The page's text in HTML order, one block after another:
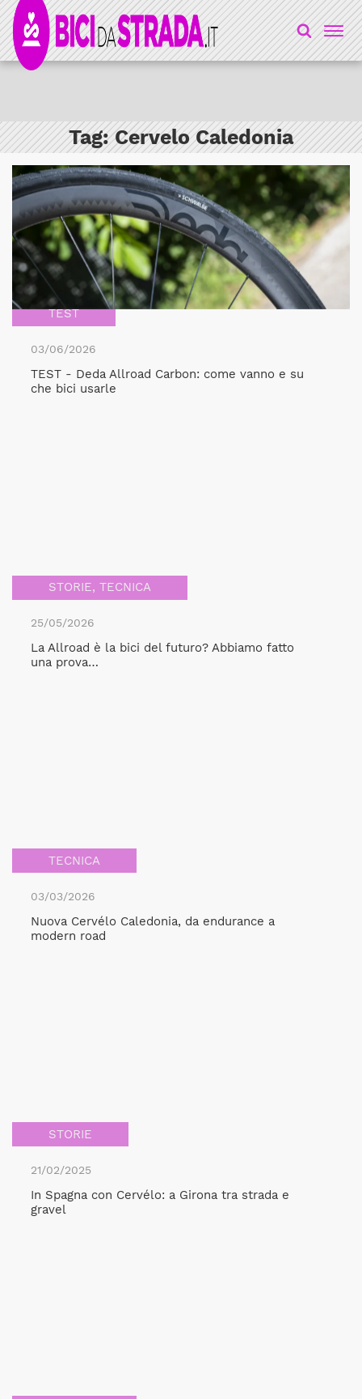
Tag:Cervelo Caledonia
TEST
03/06/2026
TEST - Deda Allroad Carbon: come vanno e su
che bici usarle
STORIE, TECNICA
25/05/2026
La Allroad è la bici del futuro? Abbiamo fatto
una prova…
TECNICA
03/03/2026
Nuova Cervélo Caledonia, da endurance a
modern road
STORIE
21/02/2025
In Spagna con Cervélo: a Girona tra strada e
gravel